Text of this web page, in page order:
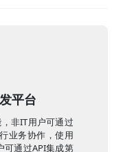
平台
非IT用户可通过
业务协作，使用
可通过API集成第